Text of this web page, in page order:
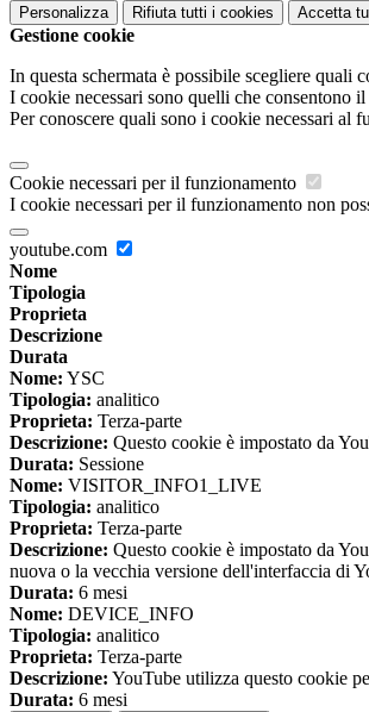
Personalizza Rifiuta tutti i cookies Accetta
Gestione cookie
In questa schermata è possibile scegliere quali
I cookie necessari sono quelli che consentono
Per conoscere quali sono i cookie necessari al
Cookie necessari per il funzionamento
I cookie necessari per il funzionamento non
youtube.com
Nome
Tipologia
Proprieta
Descrizione
Durata
Nome: YSC
Tipologia: analitico
Proprieta: Terza-parte
Descrizione: Questo cookie è impostato da
Durata: Sessione
Nome: VISITOR_INFO1_LIVE
Tipologia: analitico
Proprieta: Terza-parte
Descrizione: Questo cookie è impostato da
nuova o la vecchia versione dell'interfaccia di
Durata: 6 mesi
Nome: DEVICE_INFO
Tipologia: analitico
Proprieta: Terza-parte
Descrizione: YouTube utilizza questo cookie
Durata: 6 mesi